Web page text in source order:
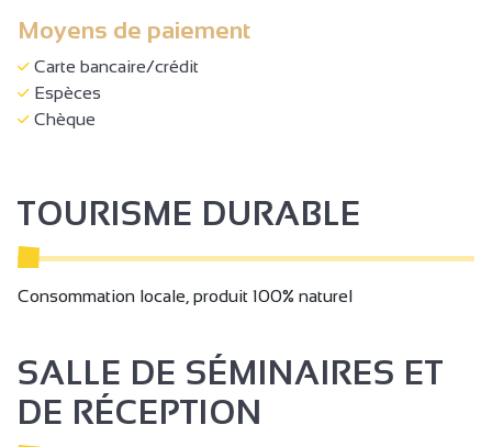
Moyens de paiement
Carte bancaire/crédit
Espèces
Chèque
TOURISME DURABLE
Consommation locale, produit 100% naturel
SALLE DE SÉMINAIRES ET
DE RÉCEPTION